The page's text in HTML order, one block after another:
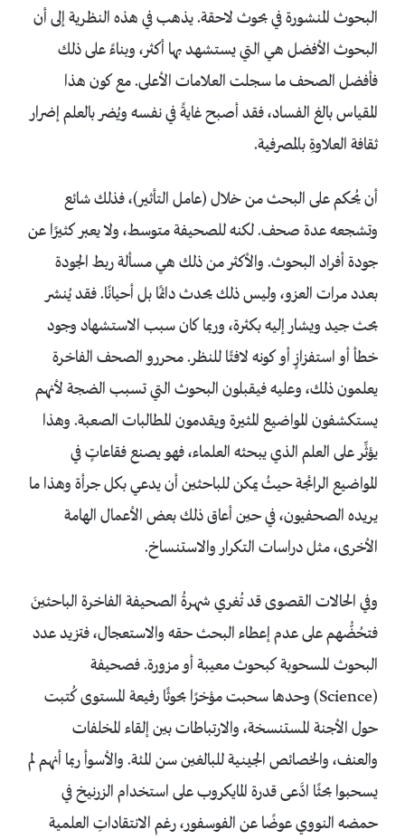
البحوث المنشورة في بحوث لاحقة. يذهب في هذه النظرية إلى أن
البحوث الأفضل هي التي يستشهد بها أكثر، وبناءً على ذلك
فأفضل الصحف ما سجلت العلامات الأعلى. مع كون هذا
المقياس بالغ الفساد، فقد أصبح غايةً في نفسه ويُضر بالعلم إضرار
ثقافة العلاوةِ بالمصرفية.
أن يُحكم على البحث من خلال (عامل التأثير)، فذلك شائع
وتشجعه عدة صحف. لكنه للصحيفة متوسط، ولا يعبر كثيرًا عن
جودة أفراد البحوث. والأكثر من ذلك هي مسألة ربط الجودة
بعدد مرات العزو، وليس ذلك يحدث دائمًا بل أحيانًا. فقد يُنشر
بحث جيد ويشار إليه بكثرة، وربما كان سبب الاستشهاد وجود
خطأ أو استفزازٍ أو كونه لافتًا للنظر. محررو الصحف الفاخرة
يعلمون ذلك، وعليه فيقبلون البحوث التي تسبب الضجة لأنهم
يستكشفون المواضيع المثيرة ويقدمون المطالبات الصعبة. وهذا
يؤثِّر على العلم الذي يبحثه العلماء، فهو يصنع فقاعاتٍ في
المواضيع الرائجة حيثُ يمكن للباحثين أن يدعي بكل جرأة وهذا ما
يريده الصحفيون، في حين أعاق ذلك بعض الأعمال الهامة
الأخرى، مثل دراسات التكرار والاستنساخ.
وفي الحالات القصوى قد تُغري شهرةُ الصحيفة الفاخرة الباحثينَ
فتحُضُّهم على عدم إعطاء البحث حقه والاستعجال، فتزيد عدد
البحوث المسحوبة كبحوث معيبة أو مزورة. فصحيفة
(Science) وحدها سحبت مؤخرًا بحوثًا رفيعة المستوى كُتبت
حول الأجنة المستنسخة، والارتباطات بين إلقاء المخلفات
والعنف، والخصائص الجينية للبالغين سن المئة. والأسوأ ربما أنهم لم
يسحبوا بحثًا ادَّعى قدرة المايكروب على استخدام الزرنيخ في
حمضه النووي عوضًا عن الفوسفور، رغم الانتقاداتِ العلمية